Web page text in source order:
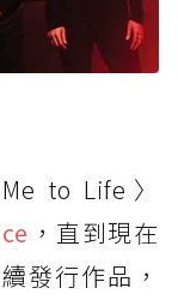
to Life〉
，直到現在
發行作品，